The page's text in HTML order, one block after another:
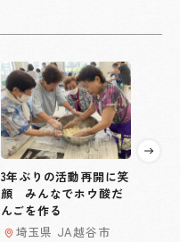
3年ぶりの活動再開に笑
顔 みんなでホウ酸だ
んごを作る
埼玉県 JA越谷市